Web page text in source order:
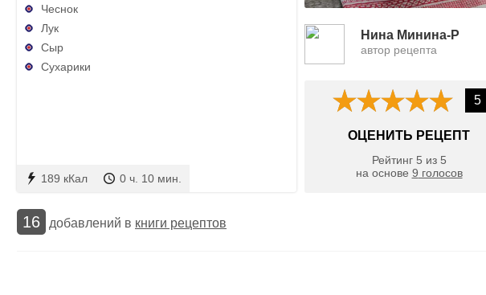
Чеснок
Лук
Сыр
Сухарики
189 кКал 0 ч. 10 мин.
Нина Минина-Р
автор рецепта
5
ОЦЕНИТЬ РЕЦЕПТ
Рейтинг 5 из 5
на основе 9 голосов
16 добавлений в книги рецептов